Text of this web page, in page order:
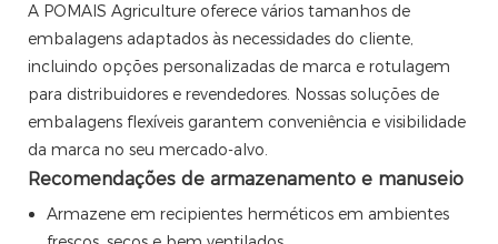
A POMAIS Agriculture oferece vários tamanhos de
embalagens adaptados às necessidades do cliente,
incluindo opções personalizadas de marca e rotulagem
para distribuidores e revendedores. Nossas soluções de
embalagens flexíveis garantem conveniência e visibilidade
da marca no seu mercado-alvo.
Recomendações de armazenamento e manuseio
Armazene em recipientes herméticos em ambientes